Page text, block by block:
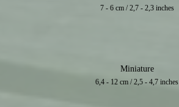
7 - 6 cm / 2,7 - 2,3 inches
Miniature
6,4 - 12 cm / 2,5 - 4,7 inches